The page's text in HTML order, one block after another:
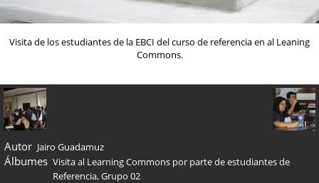
Visita de los estudiantes de la EBCI del curso de referencia en al Leaning
Commons.
Autor Jairo Guadamuz
Álbumes Visita al Learning Commons por parte de estudiantes de
Referencia, Grupo 02